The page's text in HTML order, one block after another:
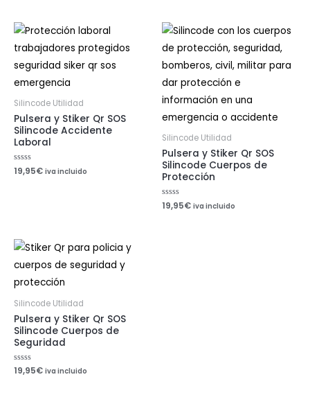
Silincode Utilidad
Pulsera y Stiker Qr SOS
Silincode Accidente
Laboral
Valorado
con
19,95€ iva incluido
Silincode Utilidad
Pulsera y Stiker Qr SOS
Silincode Cuerpos de
Protección
Valorado
con
19,95€ iva incluido
Silincode Utilidad
Pulsera y Stiker Qr SOS
Silincode Cuerpos de
Seguridad
Valorado
con
19,95€ iva incluido